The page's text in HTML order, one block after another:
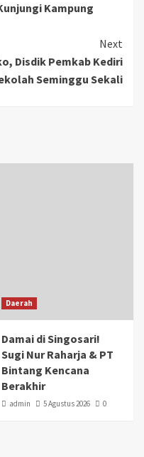
Kampung
Next
Disdik Pemkab Kediri
Seminggu Sekali
Daerah
Damai di Singosari!
Sugi Nur Raharja & PT
Bintang Kencana
Berakhir
admin 5 Agustus 2026 0